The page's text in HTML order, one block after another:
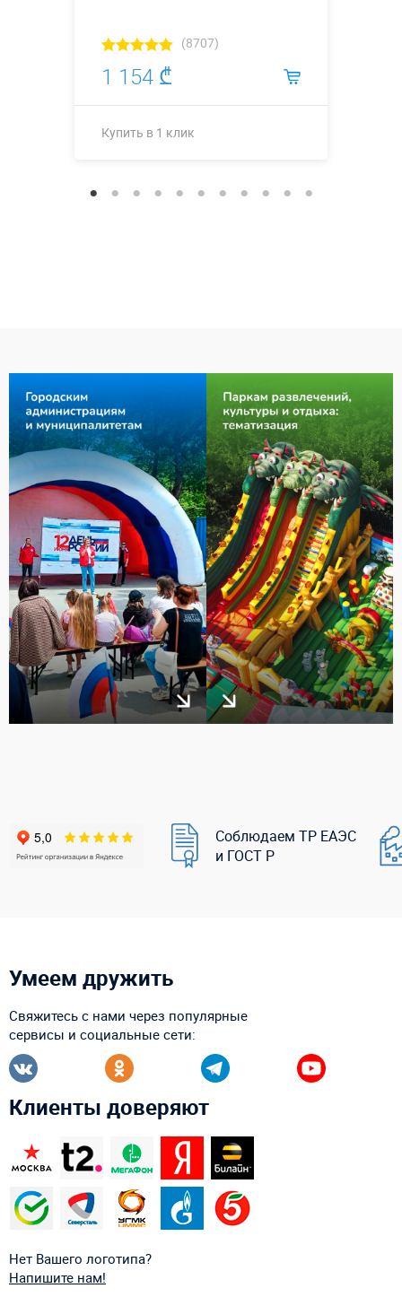
(8707)
1 154 ₾
Купить в 1 клик
Соблюдаем ТР ЕАЭС
и ГОСТ Р
Умеем дружить
Свяжитесь с нами через популярные
сервисы и социальные сети:
Клиенты доверяют
Нет Вашего логотипа?
Напишите нам!